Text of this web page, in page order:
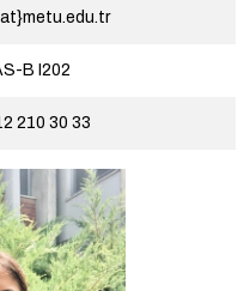
B I202
210 30 33